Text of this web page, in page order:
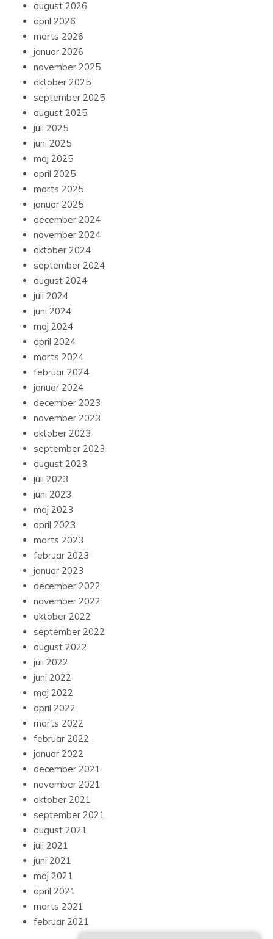
august 2026
april 2026
marts 2026
januar 2026
november 2025
oktober 2025
september 2025
august 2025
juli 2025
juni 2025
maj 2025
april 2025
marts 2025
januar 2025
december 2024
november 2024
oktober 2024
september 2024
august 2024
juli 2024
juni 2024
maj 2024
april 2024
marts 2024
februar 2024
januar 2024
december 2023
november 2023
oktober 2023
september 2023
august 2023
juli 2023
juni 2023
maj 2023
april 2023
marts 2023
februar 2023
januar 2023
december 2022
november 2022
oktober 2022
september 2022
august 2022
juli 2022
juni 2022
maj 2022
april 2022
marts 2022
februar 2022
januar 2022
december 2021
november 2021
oktober 2021
september 2021
august 2021
juli 2021
juni 2021
maj 2021
april 2021
marts 2021
februar 2021